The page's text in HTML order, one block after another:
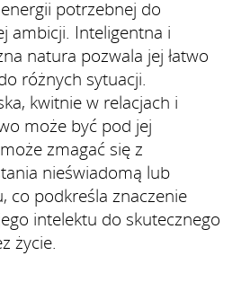
potrzebnej do
ambicji. Inteligentna i
natura pozwala jej łatwo
różnych sytuacji.
kwitnie w relacjach i
może być pod jej
zmagać się z
nieświadomą lub
co podkreśla znaczenie
intelektu do skutecznego
życie.